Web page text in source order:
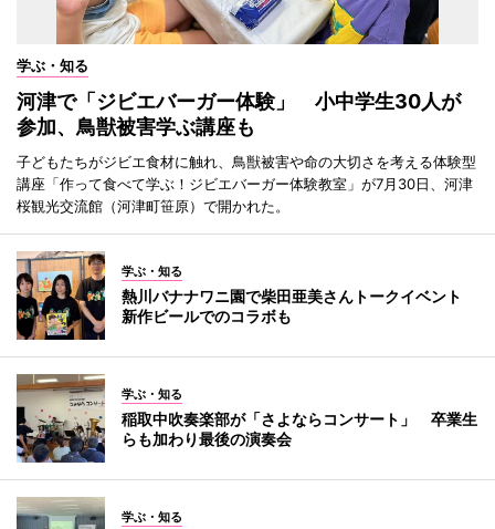
学ぶ・知る
河津で「ジビエバーガー体験」 小中学生30人が
参加、鳥獣被害学ぶ講座も
子どもたちがジビエ食材に触れ、鳥獣被害や命の大切さを考える体験型
講座「作って食べて学ぶ！ジビエバーガー体験教室」が7月30日、河津
桜観光交流館（河津町笹原）で開かれた。
学ぶ・知る
熱川バナナワニ園で柴田亜美さんトークイベント
新作ビールでのコラボも
学ぶ・知る
稲取中吹奏楽部が「さよならコンサート」 卒業生
らも加わり最後の演奏会
学ぶ・知る